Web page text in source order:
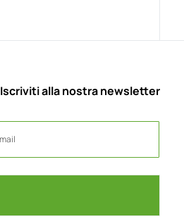
Iscriviti alla nostra newsletter